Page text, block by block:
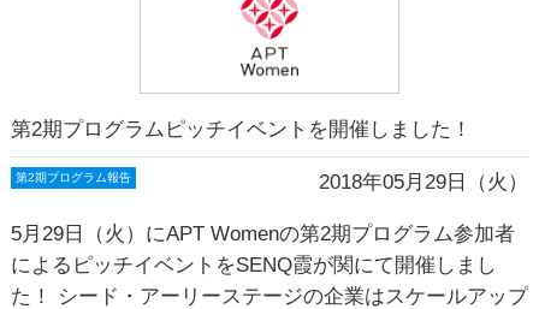
第2期プログラムピッチイベントを開催しました！
第2期プログラム報告 2018年05月29日（火）
5月29日（火）にAPT Womenの第2期プログラム参加者
によるピッチイベントをSENQ霞が関にて開催しまし
た！ シード・アーリーステージの企業はスケールアップ